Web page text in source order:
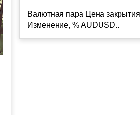
Валютная пара Цена закрытия
Изменение, % AUDUSD...